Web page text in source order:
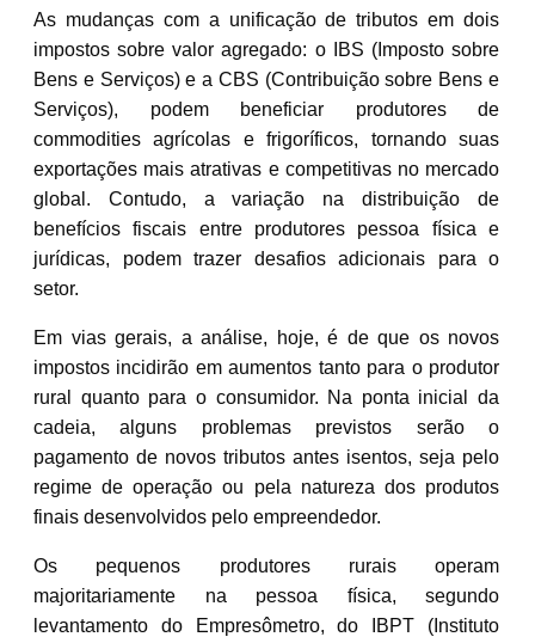
As mudanças com a unificação de tributos em dois
impostos sobre valor agregado: o IBS (Imposto sobre
Bens e Serviços) e a CBS (Contribuição sobre Bens e
Serviços), podem beneficiar produtores de
commodities agrícolas e frigoríficos, tornando suas
exportações mais atrativas e competitivas no mercado
global. Contudo, a variação na distribuição de
benefícios fiscais entre produtores pessoa física e
jurídicas, podem trazer desafios adicionais para o
setor.
Em vias gerais, a análise, hoje, é de que os novos
impostos incidirão em aumentos tanto para o produtor
rural quanto para o consumidor. Na ponta inicial da
cadeia, alguns problemas previstos serão o
pagamento de novos tributos antes isentos, seja pelo
regime de operação ou pela natureza dos produtos
finais desenvolvidos pelo empreendedor.
Os pequenos produtores rurais operam
majoritariamente na pessoa física, segundo
levantamento do Empresômetro, do IBPT (Instituto